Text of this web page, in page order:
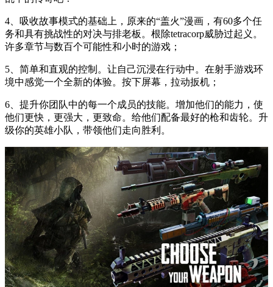
4、吸收故事模式的基础上，原来的“盖火”漫画，有60多个任
务和具有挑战性的对决与排老板。根除tetracorp威胁过起义。
许多章节与数百个可能性和小时的游戏；
5、简单和直观的控制。让自己沉浸在行动中。在射手游戏环
境中感觉一个全新的体验。按下屏幕，拉动扳机；
6、提升你团队中的每一个成员的技能。增加他们的能力，使
他们更快，更强大，更致命。给他们配备最好的枪和齿轮。升
级你的英雄小队，带领他们走向胜利。